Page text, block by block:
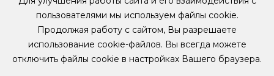
пользователями мы используем файлы cookie.
Продолжая работу с сайтом, Вы разрешаете
использование cookie-файлов. Вы всегда можете
отключить файлы cookie в настройках Вашего браузера.
Б/У, уцененные гитары
Enya Guitars
Fender
Gibson
Контакты
Мы в Telegram
Мы в ВК
Мы в YouTube